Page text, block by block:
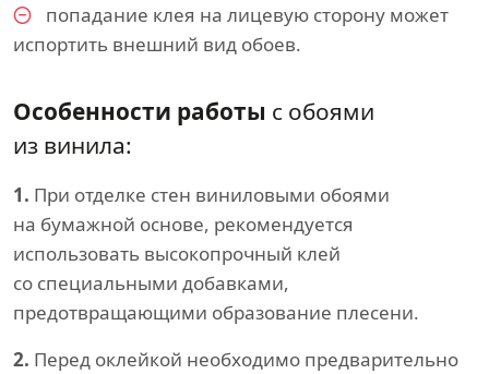
попадание клея на лицевую сторону может
испортить внешний вид обоев.
Особенности работы с обоями
из винила:
1. При отделке стен виниловыми обоями
на бумажной основе, рекомендуется
использовать высокопрочный клей
со специальными добавками,
предотвращающими образование плесени.
2. Перед оклейкой необходимо предварительно